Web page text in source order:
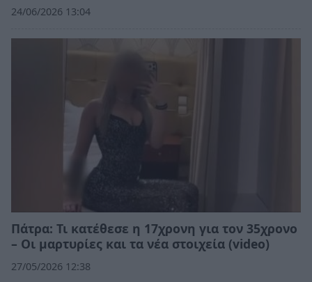
24/06/2026 13:04
Πάτρα: Τι κατέθεσε η 17χρονη για τον 35χρονο
– Οι μαρτυρίες και τα νέα στοιχεία (video)
27/05/2026 12:38